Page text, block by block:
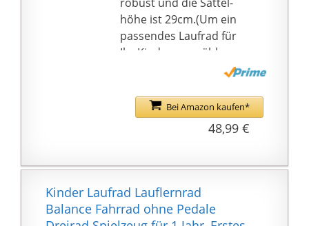
sehr komfortabel
✅PRAKTISCH: Die
strapazierbaren Räder
Schaumstoff machen
den CUTIE für
Fahrlernen zu Hause
und draußen geeignet.
1,8 kg - es ist leicht
höhe ist 29cm.(Um ein
passendes Laufrad für
Ihr Kind auszuwählen,
2 cm größer als die
Sattel höhe)
💖Robust: Stabiler
Rahmen und weicher
EVA-Sattel lassen das
Laufrad robust,
langlebig und
Bei Amazon kaufen*
48,99 €
Kinder Laufrad Lauflernrad
Balance Fahrrad ohne Pedale